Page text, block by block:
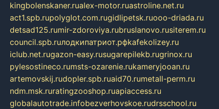
kingbolenskaner.rualex-motor.ruastroline.net.ru
act1.spb.rupolyglot.com.rugidlipetsk.ruooo-driada.ru
detsad125.rumir-zdoroviya.rubruslanovo.rusiterem.ru
council.spb.ruлодкипатриот.рфkafekolizey.ru
iclub.net.rugazon-easy.rusugarepilekb.rugrinox.ru
pylesostineco.rumsts-ozarenie.rukameryjooan.ru
artemovskij.rudopler.spb.ruaid70.rumetall-perm.ru
ndm.msk.ruratingzooshop.ruapiaccess.ru
globalautotrade.infobezverhovskoe.rudrsschool.ru